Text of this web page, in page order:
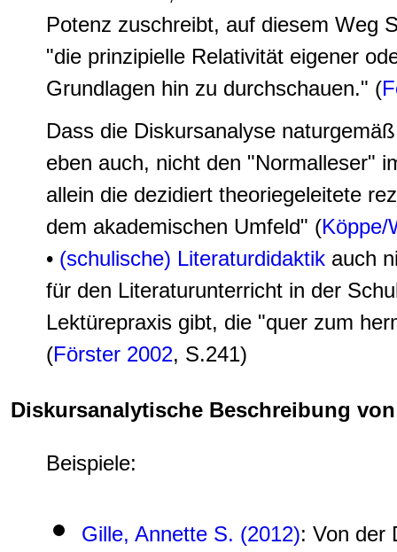
Potenz zuschreibt, auf diesem Weg
"die prinzipielle Relativität eigener
Grundlagen hin zu durchschauen." (
Dass die Diskursanalyse
eben auch, nicht den "Normalleser"
allein die dezidiert theoriegeleitete
dem akademischen Umfeld" (Köppe/
• (schulische) Literaturdidaktik auch
für den Literaturunterricht in der
Lektürepraxis gibt, die "quer zum
(Förster 2002, S.241)
Diskursanalytische Beschreibung
Beispiele:
Gille, Annette S. (2012): Von der